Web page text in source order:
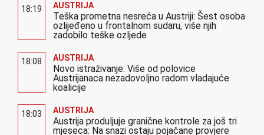
18:19 AUSTRIJA
Teška prometna nesreća u Austriji: Šest osoba
ozlijeđeno u frontalnom sudaru, više njih
zadobilo teške ozljede
18:08 AUSTRIJA
Novo istraživanje: Više od polovice
Austrijanaca nezadovoljno radom vladajuće
koalicije
18:03 AUSTRIJA
Austrija produljuje granične kontrole za još tri
mjeseca: Na snazi ostaju pojačane provjere